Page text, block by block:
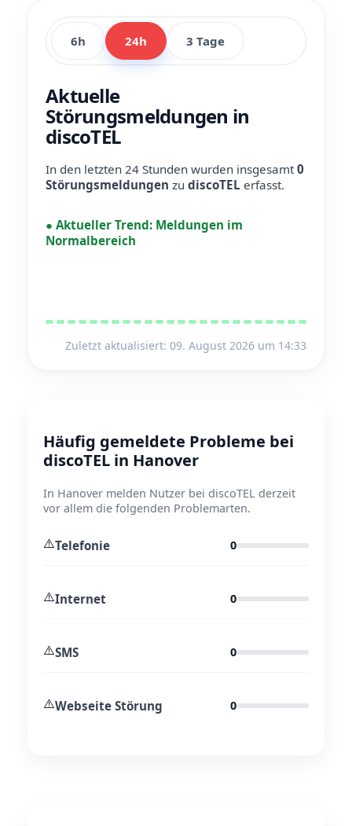
6h 24h 3 Tage
Aktuelle
Störungsmeldungen in
discoTEL
In den letzten 24 Stunden wurden insgesamt0
Störungsmeldungen zu discoTEL erfasst.
● Aktueller Trend: Meldungen im
Normalbereich
Zuletzt aktualisiert: 09. August 2026 um 14:33
Häufig gemeldete Probleme bei
discoTEL in Hanover
In Hanover melden Nutzer bei discoTEL derzeit
vor allem die folgenden Problemarten.
⚠️Telefonie 0
⚠️Internet 0
⚠️SMS 0
⚠️Webseite Störung 0